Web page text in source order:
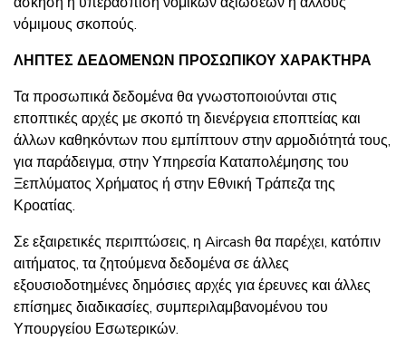
νόμιμους σκοπούς.
ΛΗΠΤΕΣ ΔΕΔΟΜΕΝΩΝ ΠΡΟΣΩΠΙΚΟΥ ΧΑΡΑΚΤΗΡΑ
Τα προσωπικά δεδομένα θα γνωστοποιούνται στις
εποπτικές αρχές με σκοπό τη διενέργεια εποπτείας και
άλλων καθηκόντων που εμπίπτουν στην αρμοδιότητά τους,
για παράδειγμα, στην Υπηρεσία Καταπολέμησης του
Ξεπλύματος Χρήματος ή στην Εθνική Τράπεζα της
Κροατίας.
Σε εξαιρετικές περιπτώσεις, η Aircash θα παρέχει, κατόπιν
αιτήματος, τα ζητούμενα δεδομένα σε άλλες
εξουσιοδοτημένες δημόσιες αρχές για έρευνες και άλλες
επίσημες διαδικασίες, συμπεριλαμβανομένου του
Υπουργείου Εσωτερικών.